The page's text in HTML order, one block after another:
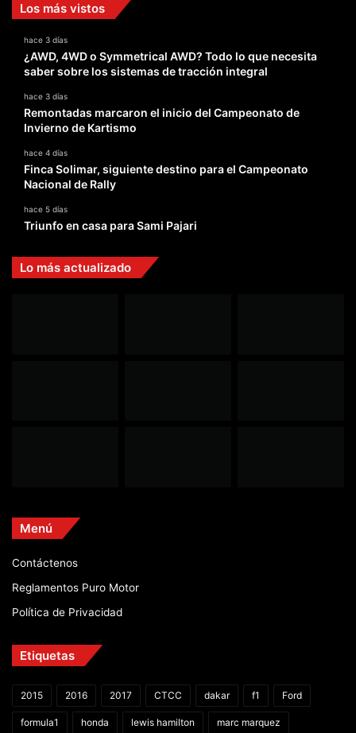
Los más vistos
hace 3 días
¿AWD, 4WD o Symmetrical AWD? Todo lo que necesita
saber sobre los sistemas de tracción integral
hace 3 días
Remontadas marcaron el inicio del Campeonato de
Invierno de Kartismo
hace 4 días
Finca Solimar, siguiente destino para el Campeonato
Nacional de Rally
hace 5 días
Triunfo en casa para Sami Pajari
Lo más actualizado
Menú
Contáctenos
Reglamentos Puro Motor
Política de Privacidad
Etiquetas
2015 2016 2017 CTCC dakar f1 Ford
formula1 honda lewis hamilton marc marquez